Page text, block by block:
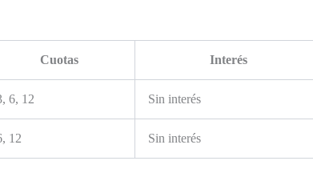
Cuotas Interés
6, 12 Sin interés
12 Sin interés